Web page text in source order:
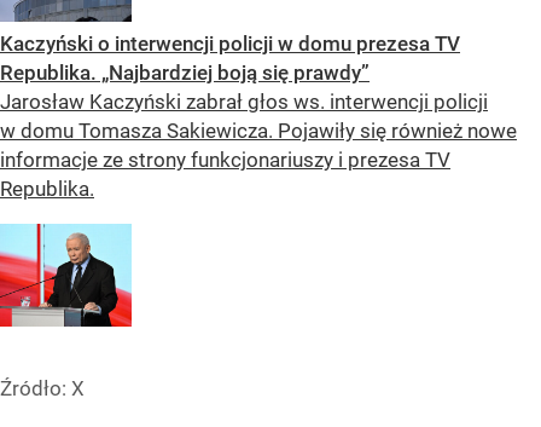
Kaczyński o interwencji policji w domu prezesa TV
Republika. „Najbardziej boją się prawdy”
Jarosław Kaczyński zabrał głos ws. interwencji policji
w domu Tomasza Sakiewicza. Pojawiły się również nowe
informacje ze strony funkcjonariuszy i prezesa TV
Republika.
Źródło: X